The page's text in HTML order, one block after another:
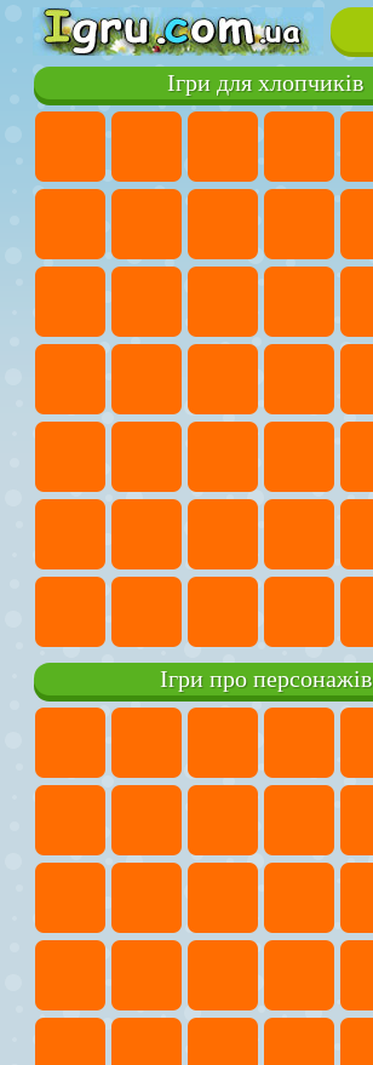
Ігри для хлопчиків
Ігри про персонажів